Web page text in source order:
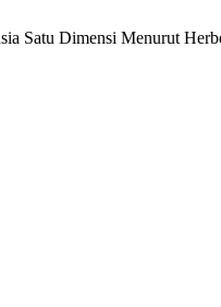
Satu Dimensi Menurut